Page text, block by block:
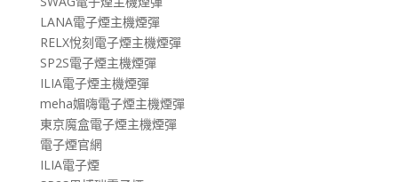
LANA電子煙主機煙彈
RELX悅刻電子煙主機煙彈
SP2S電子煙主機煙彈
ILIA電子煙主機煙彈
meha媚嗨電子煙主機煙彈
東京魔盒電子煙主機煙彈
電子煙官網
ILIA電子煙